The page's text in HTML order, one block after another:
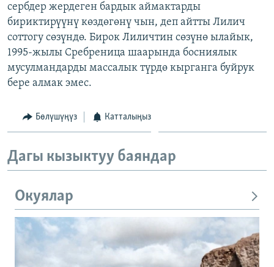
ЭЕ/АРнун бардык сайттары
сербдер жердеген бардык аймактарды
бириктирүүнү көздөгөнү чын, деп айтты Лилич
соттогу сөзүндө. Бирок Лиличтин сөзүнө ылайык,
1995-жылы Сребреница шаарында босниялык
мусулмандарды массалык түрдө кырганга буйрук
бере алмак эмес.
Бөлүшүңүз Катталыңыз
Дагы кызыктуу баяндар
Окуялар